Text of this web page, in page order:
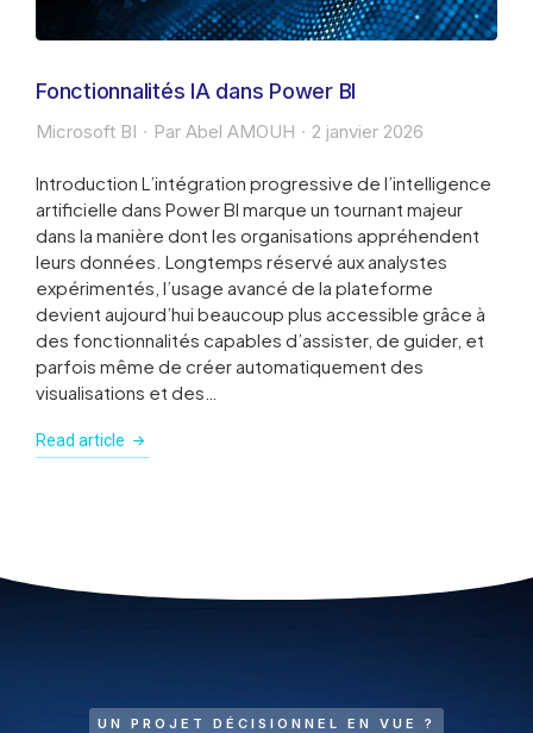
Fonctionnalités IA dans Power BI
Microsoft BI Par Abel AMOUH 2 janvier 2026
Introduction L’intégration progressive de l’intelligence
artificielle dans Power BI marque un tournant majeur
dans la manière dont les organisations appréhendent
leurs données. Longtemps réservé aux analystes
expérimentés, l’usage avancé de la plateforme
devient aujourd’hui beaucoup plus accessible grâce à
des fonctionnalités capables d’assister, de guider, et
parfois même de créer automatiquement des
visualisations et des…
Read article
UN PROJET DÉCISIONNEL EN VUE ?